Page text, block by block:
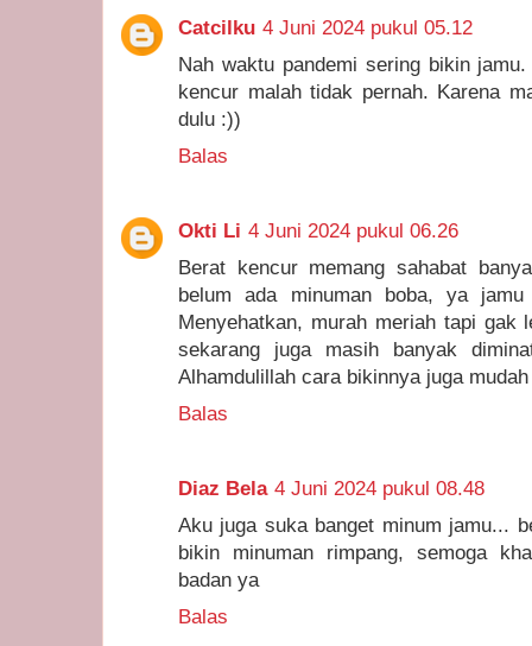
Catcilku 4 Juni 2024 pukul 05.12
Nah waktu pandemi sering bikin
kencur malah tidak pernah. Karena
dulu :))
Balas
Okti Li 4 Juni 2024 pukul 06.26
Berat kencur memang sahabat
belum ada minuman boba, ya jamu
Menyehatkan, murah meriah tapi gak
sekarang juga masih banyak
Alhamdulillah cara bikinnya juga mudah
Balas
Diaz Bela 4 Juni 2024 pukul 08.48
Aku juga suka banget minum jamu...
bikin minuman rimpang, semoga
badan ya
Balas